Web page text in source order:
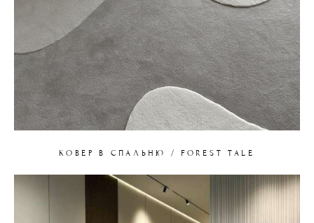
КОВЕР В СПАЛЬНЮ / FOREST TALE